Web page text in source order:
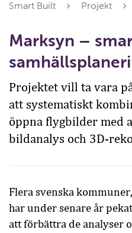
Smart Built Projekt
Marksyn –
Projektet vill ta vara
att systematiskt
öppna flygbilder med
bildanalys och 3D-
Flera svenska
har under senare år
att förbättra de analyser